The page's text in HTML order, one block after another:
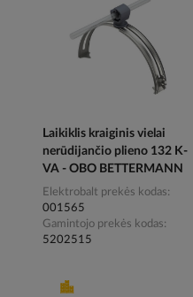
Laikiklis kraiginis vielai
nerūdijančio plieno 132 K-
VA - OBO BETTERMANN
Elektrobalt prekės kodas
001565
Gamintojo prekės kodas
5202515